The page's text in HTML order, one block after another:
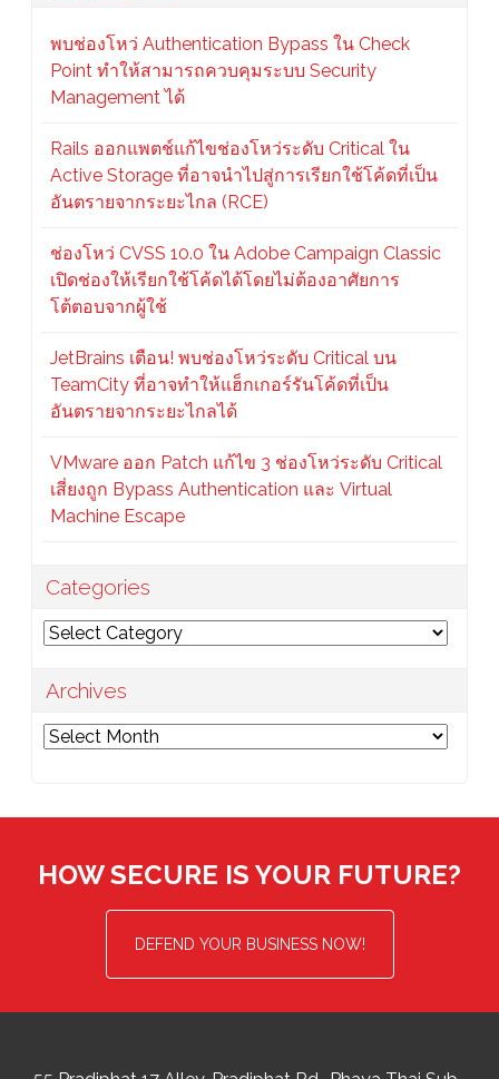
พบช่องโหว่ Authentication Bypass ใน Check
Point ทำให้สามารถควบคุมระบบ Security
Management ได้
Rails ออกแพตช์แก้ไขช่องโหว่ระดับ Critical ใน
Active Storage ที่อาจนำไปสู่การเรียกใช้โค้ดที่เป็น
อันตรายจากระยะไกล (RCE)
ช่องโหว่ CVSS 10.0 ใน Adobe Campaign Classic
เปิดช่องให้เรียกใช้โค้ดได้โดยไม่ต้องอาศัยการ
โต้ตอบจากผู้ใช้
JetBrains เตือน! พบช่องโหว่ระดับ Critical บน
TeamCity ที่อาจทำให้แฮ็กเกอร์รันโค้ดที่เป็น
อันตรายจากระยะไกลได้
VMware ออก Patch แก้ไข 3 ช่องโหว่ระดับ Critical
เสี่ยงถูก Bypass Authentication และ Virtual
Machine Escape
Categories
Categories
Archives
Archives
HOW SECURE IS YOUR FUTURE?
DEFEND YOUR BUSINESS NOW!